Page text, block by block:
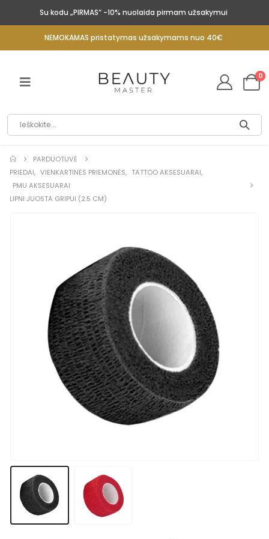
Su kodu „PIRMAS“ -10% nuolaida pirmam užsakymui
NEMOKAMAS pristatymas užsakymams nuo 40€
0
PARDUOTUVĖ
PRIEDAI, VIENKARTINĖS PRIEMONĖS, TATTOO AKSESUARAI,
PMU AKSESUARAI
LIPNI JUOSTA GRIPUI (2.5 CM)